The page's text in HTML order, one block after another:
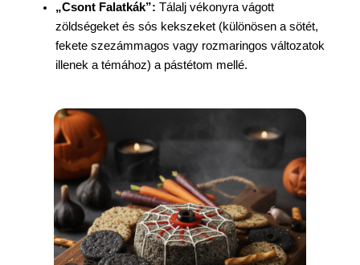
„Csont Falatkák”: Tálalj vékonyra vágott
zöldségeket és sós kekszeket (különösen a sötét,
fekete szezámmagos vagy rozmaringos változatok
illenek a témához) a pástétom mellé.